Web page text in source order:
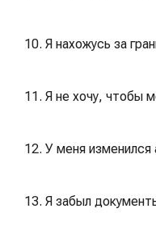
10. Я нахожусь за
11. Я не хочу, чтобы
12. У меня
13. Я забыл